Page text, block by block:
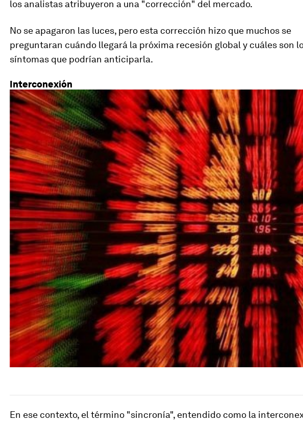
los analistas atribuyeron a una "corrección" del mercado.
No se apagaron las luces, pero esta corrección hizo que muchos se
preguntaran cuándo llegará la próxima recesión global y cuáles son
síntomas que podrían anticiparla.
Interconexión
En ese contexto, el término "sincronía", entendido como la